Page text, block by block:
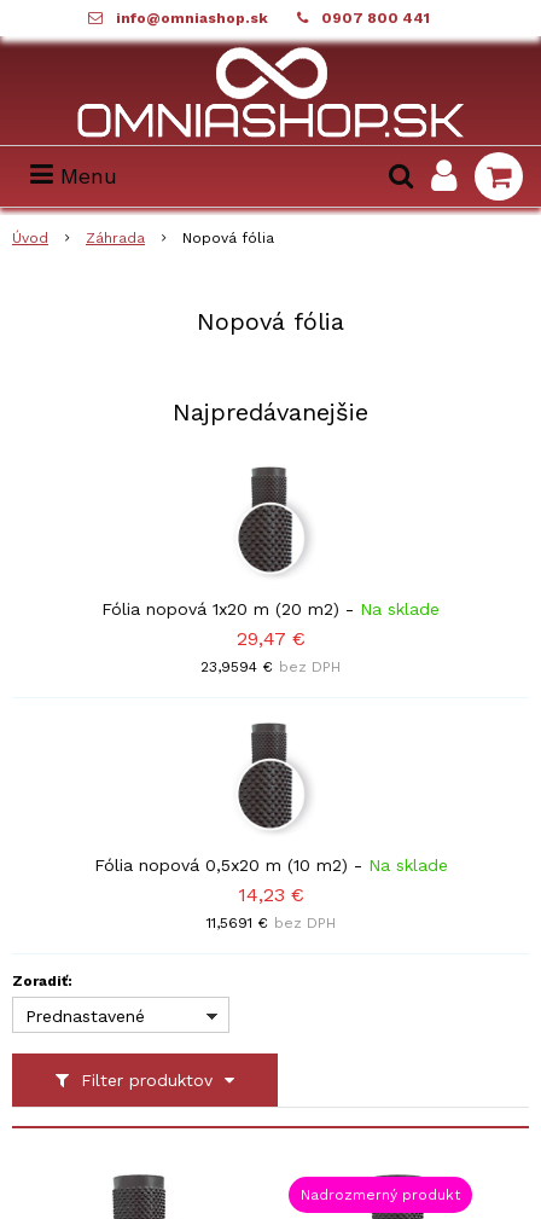
info@omniashop.sk 0907 800 441
Menu
Úvod Záhrada Nopová fólia
Nopová fólia
Najpredávanejšie
Fólia nopová 1x20 m (20 m2) - Na sklade
29,47 €
23,9594 € bez DPH
Fólia nopová 0,5x20 m (10 m2) - Na sklade
14,23 €
11,5691 € bez DPH
Filter produktov
Zoradiť:
Prednastavené
Nadrozmerný produkt